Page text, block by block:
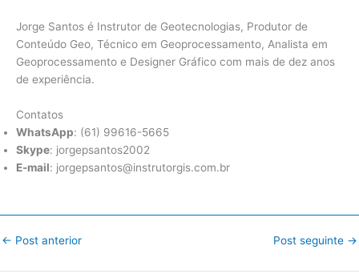
Jorge Santos é Instrutor de Geotecnologias, Produtor de
Conteúdo Geo, Técnico em Geoprocessamento, Analista em
Geoprocessamento e Designer Gráfico com mais de dez anos
de experiência.
Contatos
WhatsApp: (61) 99616-5665
Skype: jorgepsantos2002
E-mail: jorgepsantos@instrutorgis.com.br
← Post anterior Post seguinte →